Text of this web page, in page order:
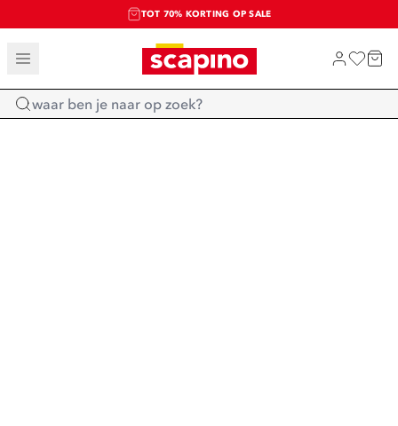
TOT 70% KORTING OP SALE
SALE: LAATSTE KANS!
SHOP NIEUW
Home